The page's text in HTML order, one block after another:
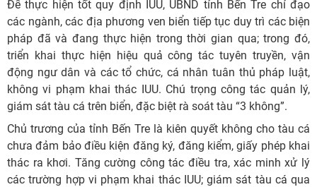
Để thực hiện tốt quy định IUU, UBND tỉnh Bến Tre chỉ đạo
các ngành, các địa phương ven biển tiếp tục duy trì các biện
pháp đã và đang thực hiện trong thời gian qua; trong đó,
triển khai thực hiện hiệu quả công tác tuyên truyền, vận
động ngư dân và các tổ chức, cá nhân tuân thủ pháp luật,
không vi phạm khai thác IUU. Chú trọng công tác quản lý,
giám sát tàu cá trên biển, đặc biệt rà soát tàu “3 không”.
Chủ trương của tỉnh Bến Tre là kiên quyết không cho tàu cá
chưa đảm bảo điều kiện đăng ký, đăng kiểm, giấy phép khai
thác ra khơi. Tăng cường công tác điều tra, xác minh xử lý
các trường hợp vi phạm khai thác IUU; giám sát tàu cá qua